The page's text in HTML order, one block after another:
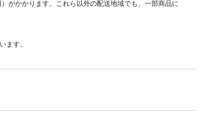
がかかります。これら以外の配送地域でも、一部商品に
ます。